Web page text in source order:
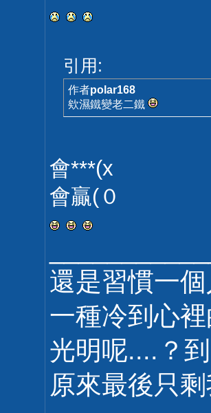
引用:
作者polar168
欸濕鐵變老二鐵
會***(x
會贏(０
還是習慣一
一種冷到心
光明呢....？
原來最後只